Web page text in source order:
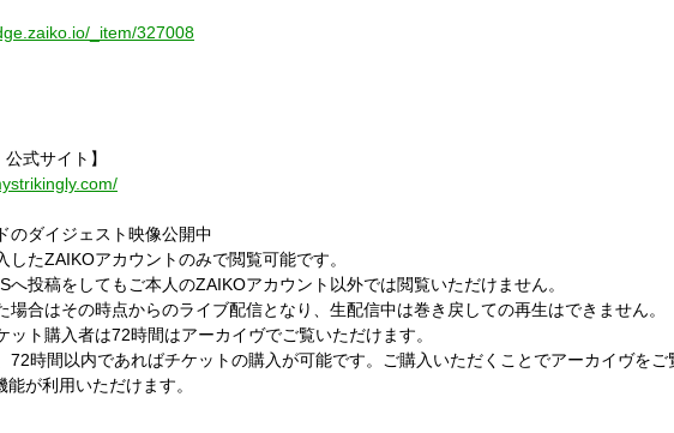
_item/327008
公式サイト】
のダイジェスト映像公開中
したZAIKOアカウントのみで閲覧可能です。
へ投稿をしてもご本人のZAIKOアカウント以外では閲覧いただけません。
場合はその時点からのライブ配信となり、生配信中は巻き戻しての再生はできません。
ット購入者は72時間はアーカイヴでご覧いただけます。
72時間以内であればチケットの購入が可能です。ご購入いただくことでアーカイヴをご
能が利用いただけます。